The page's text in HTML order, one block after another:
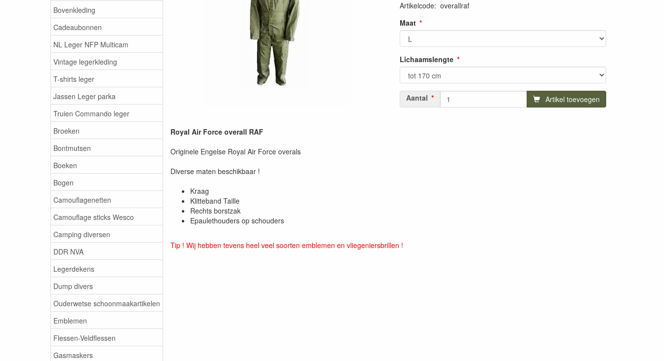
Bovenkleding
Cadeaubonnen
NL Leger NFP Multicam
Vintage legerkleding
T-shirts leger
Jassen Leger parka
Truien Commando leger
Broeken
Bontmutsen
Boeken
Bogen
Camouflagenetten
Camouflage sticks Wesco
Camping diversen
DDR NVA
Legerdekens
Dump divers
Ouderwetse schoonmaakartikelen
Emblemen
Flessen-Veldflessen
Gasmaskers
Artikelcode: overallraf
Maat
Lichaamslengte
Aantal Artikel toevoegen
Royal Air Force overall RAF
Originele Engelse Royal Air Force overals
Diverse maten beschikbaar !
Kraag
Klitteband Taille
Rechts borstzak
Epaulethouders op schouders
Tip ! Wij hebben tevens heel veel soorten emblemen en vliegeniersbrillen !